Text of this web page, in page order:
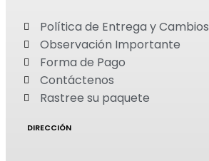
Política de Entrega y Cambios
Observación Importante
Forma de Pago
Contáctenos
Rastree su paquete
DIRECCIÓN